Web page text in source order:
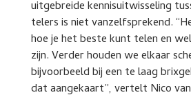
uitgebreide kennisuitwisseling
telers is niet vanzelfsprekend.
hoe je het beste kunt telen en
zijn. Verder houden we elkaar
bijvoorbeeld bij een te laag
dat aangekaart”, vertelt Nico